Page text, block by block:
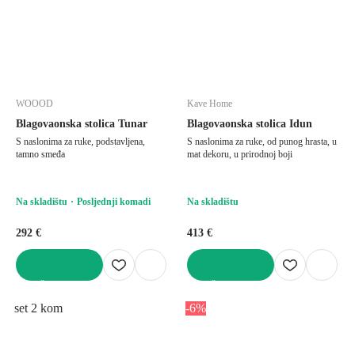
WOOOD
Blagovaonska stolica Tunar
S naslonima za ruke, podstavljena,
tamno smeđa
Na skladištu Posljednji komadi
292 €
Kave Home
Blagovaonska stolica Idun
S naslonima za ruke, od punog hrasta, u
mat dekoru, u prirodnoj boji
Na skladištu
413 €
set 2 kom -6%